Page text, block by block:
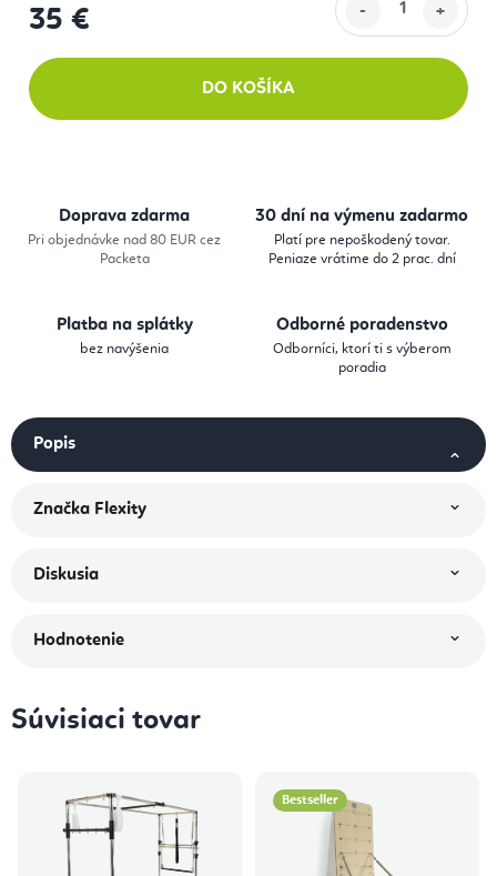
35 €
DO KOŠÍKA
Doprava zdarma
Pri objednávke nad 80 EUR cez
Packeta
30 dní na výmenu zadarmo
Platí pre nepoškodený tovar.
Peniaze vrátime do 2 prac. dní
Platba na splátky
bez navýšenia
Odborné poradenstvo
Odborníci, ktorí ti s výberom
poradia
Popis
Značka Flexity
Diskusia
Hodnotenie
Súvisiaci tovar
Bestseller